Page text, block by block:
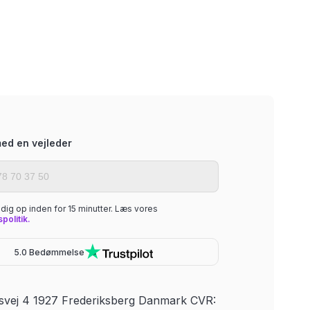
en vejleder
op inden for 15 minutter. Læs vores
5.0 Bedømmelse
4 1927 Frederiksberg Danmark CVR: